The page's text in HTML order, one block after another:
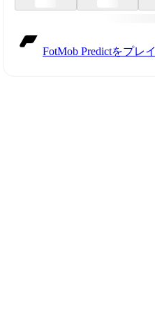
FotMob Predictをプレイ